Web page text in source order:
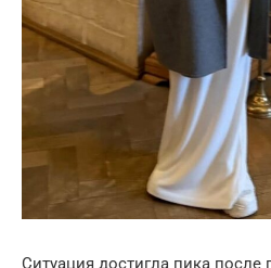
Ситуация достигла пика после